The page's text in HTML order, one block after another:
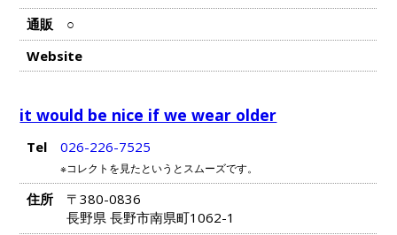
通販
○
Website
it would be nice if we wear older
Tel 026-226-7525
※コレクトを見たというとスムーズです。
住所
〒380-0836
長野県 長野市南県町1062-1